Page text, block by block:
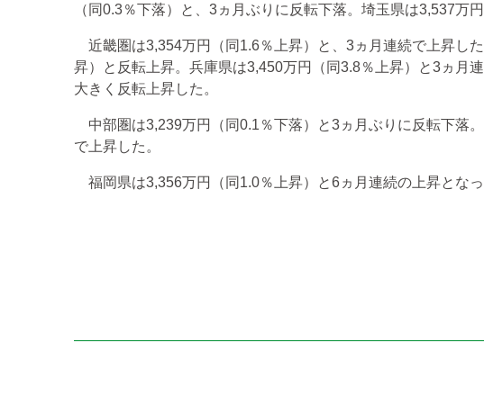
（同0.3％下落）と、3ヵ月ぶりに反転下落。埼玉県は3,537万
近畿圏は3,354万円（同1.6％上昇）と、3ヵ月連続で上昇し
昇）と反転上昇。兵庫県は3,450万円（同3.8％上昇）と3ヵ月
大きく反転上昇した。
中部圏は3,239万円（同0.1％下落）と3ヵ月ぶりに反転下落
で上昇した。
福岡県は3,356万円（同1.0％上昇）と6ヵ月連続の上昇となっ